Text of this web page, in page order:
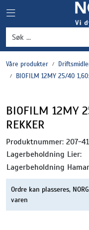
Toggle navigation
Våre produkter
BIOFILM 12MY 25/40
BIOFILM 12MY
REKKER
Produktnummer: 207-
Lagerbeholdning Lier:
Lagerbeholdning
Ordre kan plasseres,
varen
Grønnsaker
Settepotet og setteløk
Plantevern og nyttedyr
Blomster, potter og
Driftsmidler